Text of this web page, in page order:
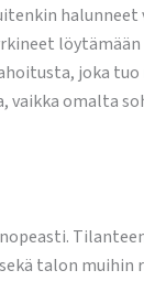
halunneet
joka tuo
vaikka omalta
talon muihin